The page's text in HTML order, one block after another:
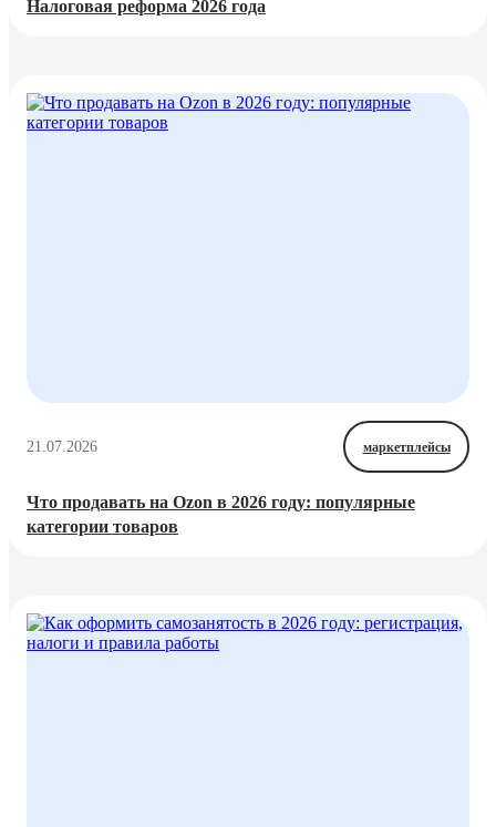
Налоговая реформа 2026 года
21.07.2026 маркетплейсы
Что продавать на Ozon в 2026 году: популярные
категории товаров